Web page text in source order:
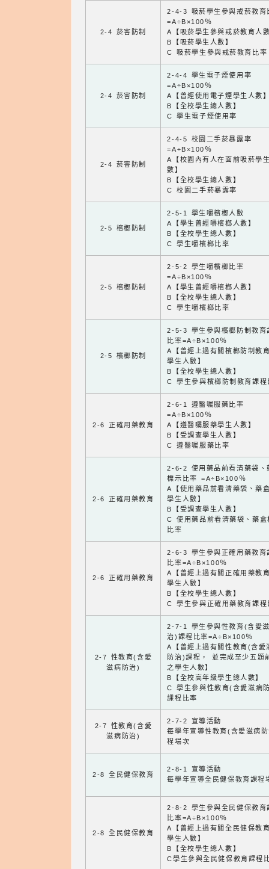
2-4 菸害防制
2-4-3 吸菸學生參與戒菸教育
=A÷B×100％
A【吸菸學生參與戒菸教育人
B【吸菸學生人數】
C 吸菸學生參與戒菸教育比率
2-4 菸害防制
2-4-4 學生電子煙使用率
=A÷B×100％
A【曾經使用電子煙學生人數
B【全校學生總人數】
C 學生電子煙使用率
2-4 菸害防制
2-4-5 校園二手菸暴露率
=A÷B×100％
A【校園內有人在面前吸菸學
數】
B【全校學生總人數】
C 校園二手菸暴露率
2-5 檳榔防制
2-5-1 學生嚼檳榔人數
A【學生曾經嚼檳榔人數】
B【全校學生總人數】
C 學生嚼檳榔比率
2-5 檳榔防制
2-5-2 學生嚼檳榔比率
=A÷B×100％
A【學生曾經嚼檳榔人數】
B【全校學生總人數】
C 學生嚼檳榔比率
2-5 檳榔防制
2-5-3 學生參與檳榔防制教育
比率=A÷B×100％
A【曾經上過有關檳榔防制教
學生人數】
B【全校學生總人數】
C 學生參與檳榔防制教育課程
2-6 正確用藥教育
2-6-1 遵醫囑服藥比率
=A÷B×100％
A【遵醫囑服藥學生人數】
B【受調查學生人數】
C 遵醫囑服藥比率
2-6 正確用藥教育
2-6-2 使用藥品前看清藥袋、
標示比率 =A÷B×100％
A【使用藥品前看清藥袋、藥
學生人數】
B【受調查學生人數】
C 使用藥品前看清藥袋、藥盒
比率
2-6 正確用藥教育
2-6-3 學生參與正確用藥教育
比率=A÷B×100％
A【曾經上過有關正確用藥教
學生人數】
B【全校學生總人數】
C 學生參與正確用藥教育課程
2-7 性教育(含愛
滋病防治)
2-7-1 學生參與性教育(含愛
治)課程比率=A÷B×100％
A【曾經上過有關性教育(含愛
防治)課程， 並完成至少五題
之學生人數】
B【全校高年級學生總人數】
C 學生參與性教育(含愛滋病
課程比率
2-7 性教育(含愛
滋病防治)
2-7-2 宣導活動
每學年宣導性教育(含愛滋病
程場次
2-8 全民健保教育
2-8-1 宣導活動
每學年宣導全民健保教育課程
2-8 全民健保教育
2-8-2 學生參與全民健保教育
比率=A÷B×100％
A【曾經上過有關全民健保教
學生人數】
B【全校學生總人數】
C學生參與全民健保教育課程